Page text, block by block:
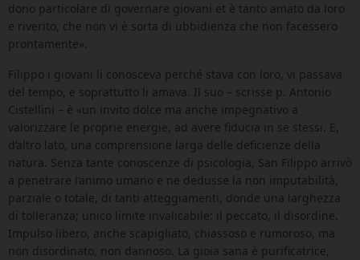
dono particolare di governare giovani et è tanto amato da loro
e riverito, che non vi è sorta di ubbidienza che non facessero
prontamente».
Filippo i giovani li conosceva perché stava con loro, vi passava
del tempo, e soprattutto li amava. Il suo – scrisse p. Antonio
Cistellini – è «un invito dolce ma anche impegnativo a
valorizzare le proprie energie, ad avere fiducia in se stessi. E,
d’altro lato, una comprensione larga delle deficienze della
natura. Senza tante conoscenze di psicologia, San Filippo arrivò
a penetrare l’animo umano e ne dedusse la non imputabilità,
parziale o totale, di tanti atteggiamenti, donde una larghezza
di tolleranza; unico limite invalicabile: il peccato, il disordine.
Impulso libero, anche scapigliato, chiassoso e rumoroso, ma
non disordinato, non dannoso. La gioia sana è purificatrice,